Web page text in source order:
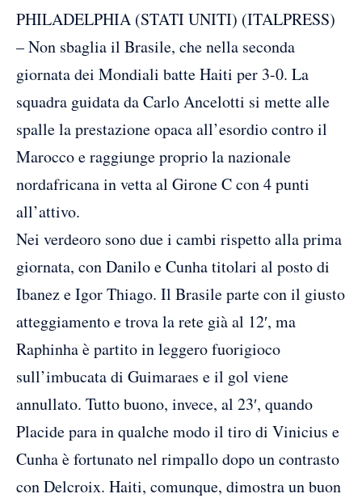
PHILADELPHIA (STATI UNITI) (ITALPRESS)
– Non sbaglia il Brasile, che nella seconda
giornata dei Mondiali batte Haiti per 3-0. La
squadra guidata da Carlo Ancelotti si mette alle
spalle la prestazione opaca all’esordio contro il
Marocco e raggiunge proprio la nazionale
nordafricana in vetta al Girone C con 4 punti
all’attivo.
Nei verdeoro sono due i cambi rispetto alla prima
giornata, con Danilo e Cunha titolari al posto di
Ibanez e Igor Thiago. Il Brasile parte con il giusto
atteggiamento e trova la rete già al 12′, ma
Raphinha è partito in leggero fuorigioco
sull’imbucata di Guimaraes e il gol viene
annullato. Tutto buono, invece, al 23′, quando
Placide para in qualche modo il tiro di Vinicius e
Cunha è fortunato nel rimpallo dopo un contrasto
con Delcroix. Haiti, comunque, dimostra un buon